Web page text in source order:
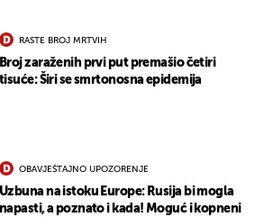
RASTE BROJ MRTVIH
Broj zaraženih prvi put premašio četiri
tisuće: Širi se smrtonosna epidemija
OBAVJEŠTAJNO UPOZORENJE
Uzbuna na istoku Europe: Rusija bi mogla
napasti, a poznato i kada! Moguć i kopneni
NOTIFIKACIJE